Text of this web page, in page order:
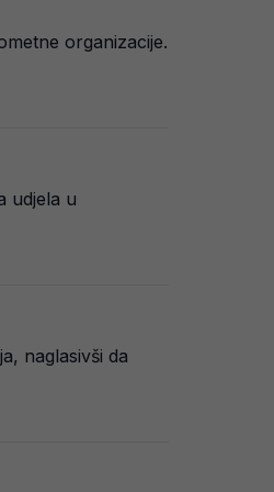
organizacije.
udjela u
naglasivši da